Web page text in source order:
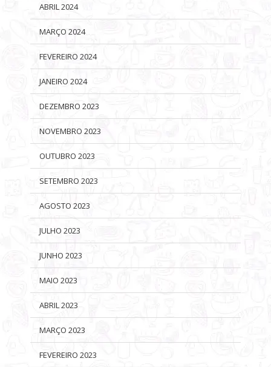
ABRIL 2024
MARÇO 2024
FEVEREIRO 2024
JANEIRO 2024
DEZEMBRO 2023
NOVEMBRO 2023
OUTUBRO 2023
SETEMBRO 2023
AGOSTO 2023
JULHO 2023
JUNHO 2023
MAIO 2023
ABRIL 2023
MARÇO 2023
FEVEREIRO 2023